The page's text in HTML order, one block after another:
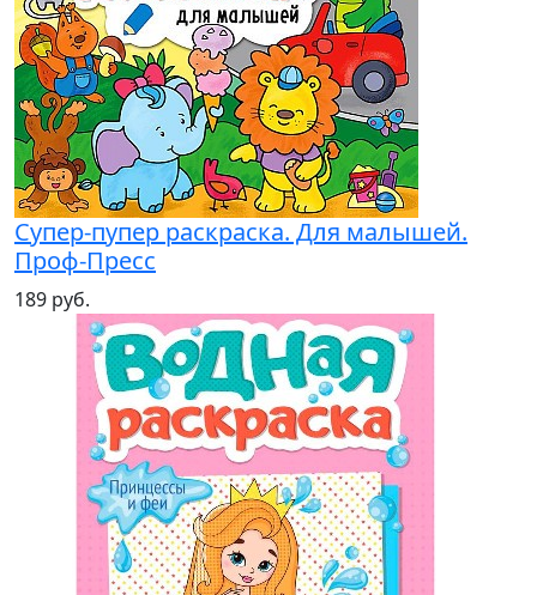
Супер-пупер раскраска. Для малышей.
Проф-Пресс
189 руб.